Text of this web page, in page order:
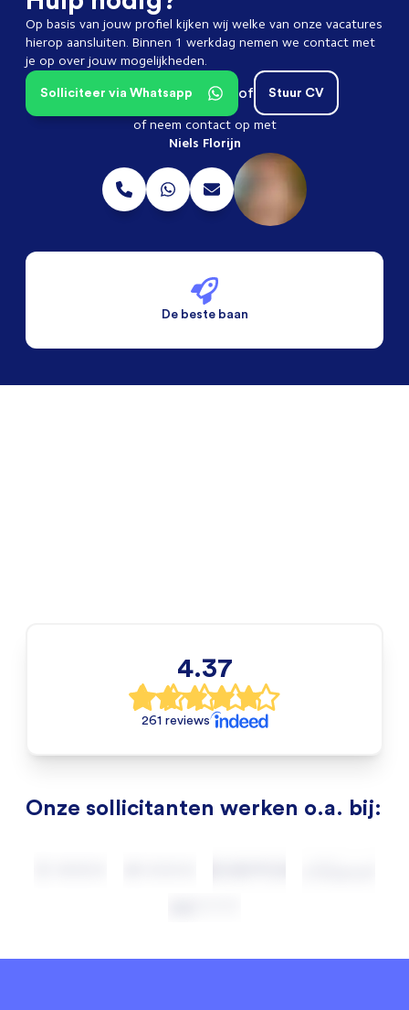
Op basis van jouw profiel kijken wij welke van onze vacatures
hierop aansluiten. Binnen 1 werkdag nemen we contact met
je op over jouw mogelijkheden.
Stuur CV
of
Solliciteer via Whatsapp
of neem contact op met
Niels Florijn
De beste baan
4.37
261 reviews
Onze sollicitanten werken o.a. bij: